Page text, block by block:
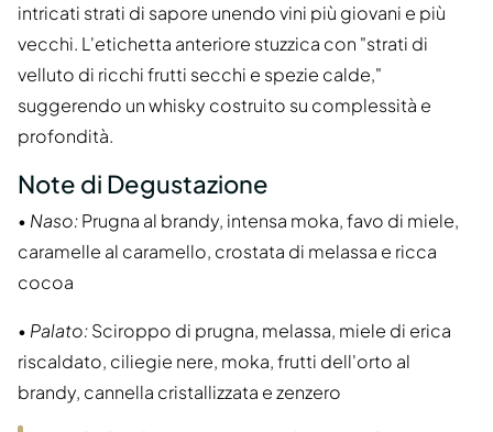
intricati strati di sapore unendo vini più giovani e più
vecchi. L'etichetta anteriore stuzzica con "strati di
velluto di ricchi frutti secchi e spezie calde,"
suggerendo un whisky costruito su complessità e
profondità.
Note di Degustazione
• Naso:Prugna al brandy, intensa moka, favo di miele,
caramelle al caramello, crostata di melassa e ricca
cocoa
• Palato:Sciroppo di prugna, melassa, miele di erica
riscaldato, ciliegie nere, moka, frutti dell'orto al
brandy, cannella cristallizzata e zenzero